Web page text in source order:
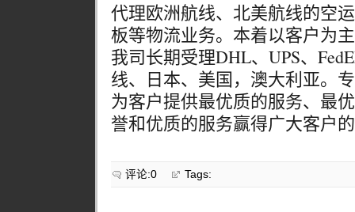
代理欧洲航线、北美航线的空
板等物流业务。本着以客户为
我司长期受理DHL、UPS、
线、日本、美国，澳大利亚。
为客户提供最优质的服务、最
誉和优质的服务赢得广大客户
评论:0 Tags: